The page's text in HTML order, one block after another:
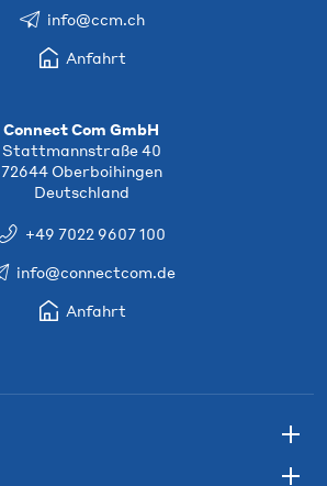
info@ccm.ch
Anfahrt
Connect Com GmbH
Stattmannstraße 40
72644 Oberboihingen
Deutschland
+49 7022 9607 100
info@connectcom.de
Anfahrt